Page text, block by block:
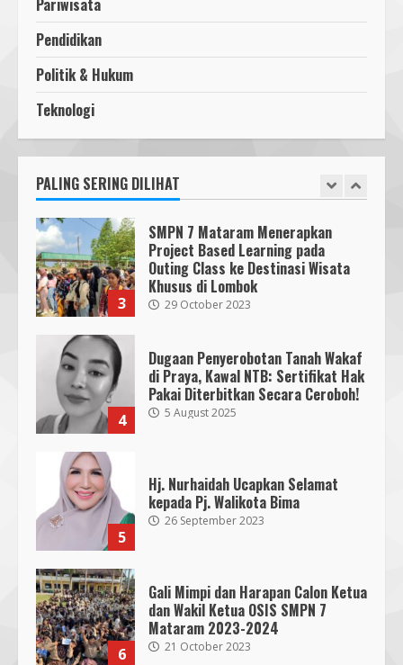
3 18 July 2026
4
Segini Harga Resmi iPhone 15 di
5
KKN 40 UMMAT Bersama BPBD
Lombok Barat Bangun Generasi
Tangguh melalui Edukasi dan
Simulasi Mitigasi Bencana
4 August 2026
Pendidikan
Politik & Hukum
Teknologi
PALING SERING DILIHAT
1
Cahaya Medika Praya Dikeluhkan
Penegakan Aturan
2
Lidah dengan Olahan Sehat dan
Ramah Lingkungan!
27 September 2023
3
SMPN 7 Mataram Menerapkan
Project Based Learning pada
Outing Class ke Destinasi Wisata
Khusus di Lombok
29 October 2023
4
Dugaan Penyerobotan Tanah Wakaf
di Praya, Kawal NTB: Sertifikat Hak
Pakai Diterbitkan Secara Ceroboh!
5 August 2025
5
Hj. Nurhaidah Ucapkan Selamat
kepada Pj. Walikota Bima
26 September 2023
6
Gali Mimpi dan Harapan Calon Ketua
dan Wakil Ketua OSIS SMPN 7
Mataram 2023-2024
21 October 2023